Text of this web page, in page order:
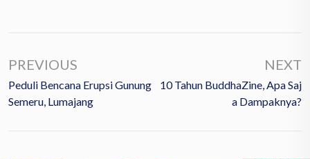
PREVIOUS
Peduli Bencana Erupsi Gunung
Semeru, Lumajang
NEXT
10 Tahun BuddhaZine, Apa Saj
A Dampaknya?